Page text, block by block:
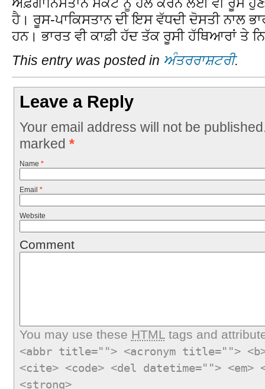
ਹੈ। ਰੂਸ-ਪਾਕਿਸਤਾਨ ਦੀ ਇਸ ਵੱਧਦੀ ਦੋਸਤੀ ਨਾਲ
ਹਨ। ਭਾਰਤ ਵੀ ਕਾਫ਼ੀ ਹੱਦ ਤੱਕ ਰੂਸੀ ਹੱਥਿਆਰਾਂ ਤੇ
This entry was posted in ਅੰਤਰਰਾਸ਼ਟਰੀ.
Leave a Reply
Your email address will not be
marked *
Name *
Email *
Website
Comment
You may use these HTMLtags and
<abbr title=""> <acronym title="">
<cite> <code> <del datetime="">
<strong>